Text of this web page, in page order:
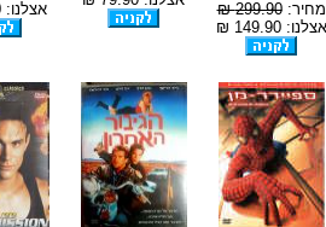
מחיר:299.90 ₪
אצלנו: 149.90 ₪
אצלנו: 99.90 ₪